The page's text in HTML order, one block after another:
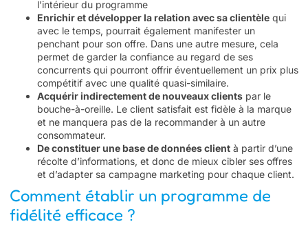
l’intérieur du programme
Enrichir et développer la relation avec sa clientèle qui
avec le temps, pourrait également manifester un
penchant pour son offre. Dans une autre mesure, cela
permet de garder la confiance au regard de ses
concurrents qui pourront offrir éventuellement un prix plus
compétitif avec une qualité quasi-similaire.
Acquérir indirectement de nouveaux clients par le
bouche-à-oreille. Le client satisfait est fidèle à la marque
et ne manquera pas de la recommander à un autre
consommateur.
De constituer une base de données client à partir d’une
récolte d’informations, et donc de mieux cibler ses offres
et d’adapter sa campagne marketing pour chaque client.
Comment établir un programme de
fidélité efficace ?